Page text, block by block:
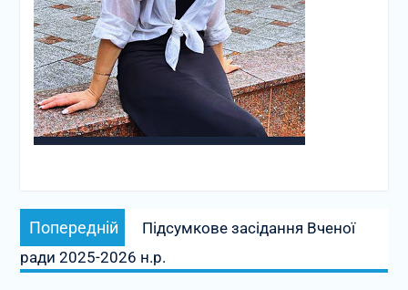
Навігація
записів
Попередній
Попередній
запис:
Підсумкове засідання Вченої
ради 2025-2026 н.р.